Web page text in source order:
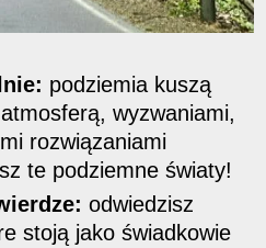
podziemia kuszą
wyzwaniami,
rozwiązaniami
te podziemne światy!
odwiedzisz
stoją jako świadkowie